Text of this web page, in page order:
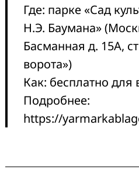
Где: парке «Сад
Н.Э. Баумана»
Басманная д. 15А,
ворота»)
Как: бесплатно
Подробнее:
https://